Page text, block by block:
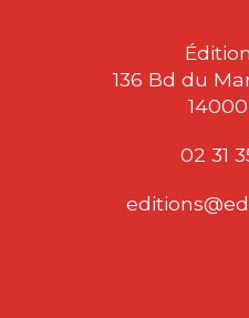
136 Bd du
02 31